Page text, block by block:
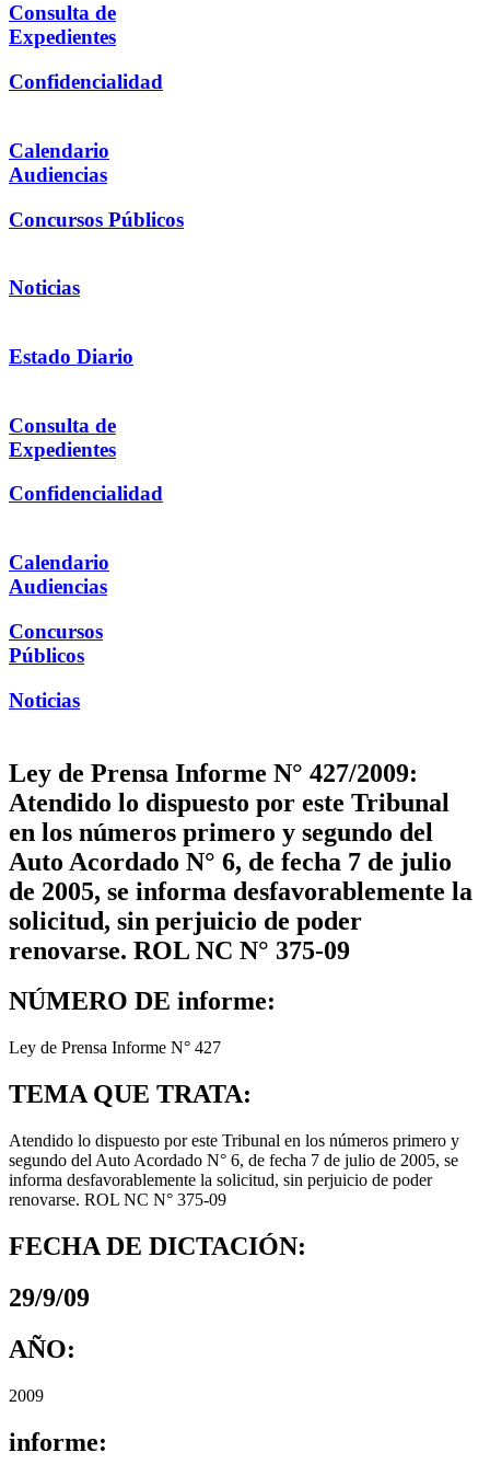
Consulta de
Expedientes
Confidencialidad
Calendario
Audiencias
Concursos Públicos
Noticias
Estado Diario
Consulta de
Expedientes
Confidencialidad
Calendario
Audiencias
Concursos
Públicos
Noticias
Ley de Prensa Informe N° 427/2009:
Atendido lo dispuesto por este Tribunal
en los números primero y segundo del
Auto Acordado N° 6, de fecha 7 de julio
de 2005, se informa desfavorablemente la
solicitud, sin perjuicio de poder
renovarse. ROL NC N° 375-09
NÚMERO DE informe:
Ley de Prensa Informe N° 427
TEMA QUE TRATA:
Atendido lo dispuesto por este Tribunal en los números primero y
segundo del Auto Acordado N° 6, de fecha 7 de julio de 2005, se
informa desfavorablemente la solicitud, sin perjuicio de poder
renovarse. ROL NC N° 375-09
FECHA DE DICTACIÓN:
29/9/09
AÑO:
2009
informe: